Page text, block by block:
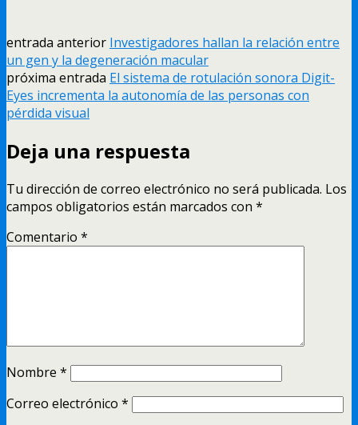
entrada anterior Investigadores hallan la relación entre
un gen y la degeneración macular
próxima entrada El sistema de rotulación sonora Digit-
Eyes incrementa la autonomí­a de las personas con
pérdida visual
Deja una respuesta
Tu dirección de correo electrónico no será publicada. Los
campos obligatorios están marcados con *
Comentario *
Nombre *
Correo electrónico *